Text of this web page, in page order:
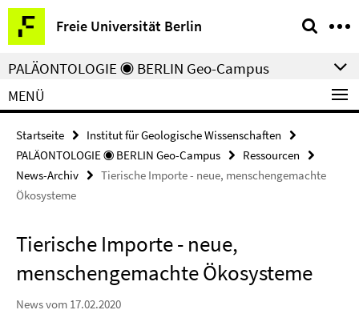
Springe
direkt
zu
Inhalt
Freie Universität Berlin
Service-
Navigation
PALÄONTOLOGIE ◉ BERLIN Geo-Campus
MENÜ
Startseite
Institut für Geologische Wissenschaften
PALÄONTOLOGIE ◉ BERLIN Geo-Campus
Ressourcen
News-Archiv
Tierische Importe - neue, menschengemachte
Ökosysteme
Tierische Importe - neue,
menschengemachte Ökosysteme
News vom 17.02.2020